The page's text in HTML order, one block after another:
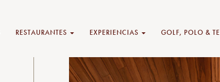
RESTAURANTES EXPERIENCIAS GOLF, POLO &